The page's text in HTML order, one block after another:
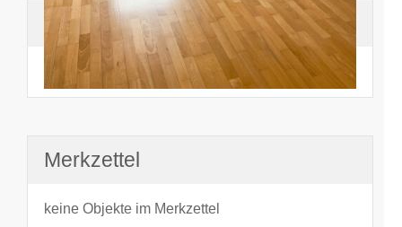
Suchhistorie
noch nichts angesehen
Merkzettel
keine Objekte im Merkzettel